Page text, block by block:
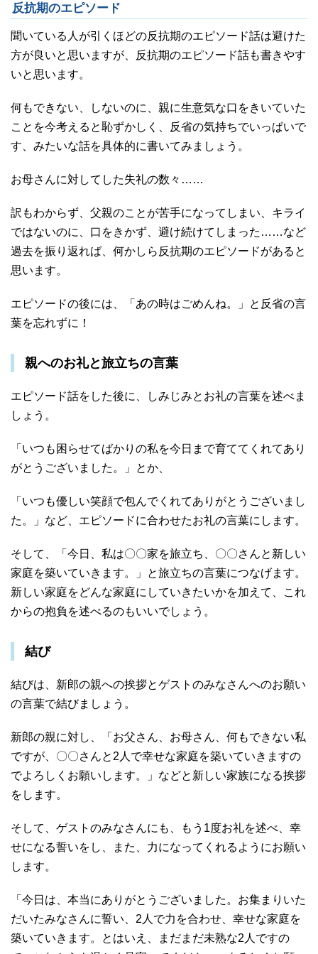
反抗期のエピソード
聞いている人が引くほどの反抗期のエピソード話は避けた
方が良いと思いますが、反抗期のエピソード話も書きやす
いと思います。
何もできない、しないのに、親に生意気な口をきいていた
ことを今考えると恥ずかしく、反省の気持ちでいっぱいで
す、みたいな話を具体的に書いてみましょう。
お母さんに対してした失礼の数々……
訳もわからず、父親のことが苦手になってしまい、キライ
ではないのに、口をきかず、避け続けてしまった……など
過去を振り返れば、何かしら反抗期のエピソードがあると
思います。
エピソードの後には、「あの時はごめんね。」と反省の言
葉を忘れずに！
親へのお礼と旅立ちの言葉
エピソード話をした後に、しみじみとお礼の言葉を述べま
しょう。
「いつも困らせてばかりの私を今日まで育ててくれてあり
がとうございました。」とか、
「いつも優しい笑顔で包んでくれてありがとうございまし
た。」など、エピソードに合わせたお礼の言葉にします。
そして、「今日、私は〇〇家を旅立ち、〇〇さんと新しい
家庭を築いていきます。」と旅立ちの言葉につなげます。
新しい家庭をどんな家庭にしていきたいかを加えて、これ
からの抱負を述べるのもいいでしょう。
結び
結びは、新郎の親への挨拶とゲストのみなさんへのお願い
の言葉で結びましょう。
新郎の親に対し、「お父さん、お母さん、何もできない私
ですが、〇〇さんと2人で幸せな家庭を築いていきますの
でよろしくお願いします。」などと新しい家族になる挨拶
をします。
そして、ゲストのみなさんにも、もう1度お礼を述べ、幸
せになる誓いをし、また、力になってくれるようにお願い
します。
「今日は、本当にありがとうございました。お集まりいた
だいたみなさんに誓い、2人で力を合わせ、幸せな家庭を
築いていきます。とはいえ、まだまだ未熟な2人ですの